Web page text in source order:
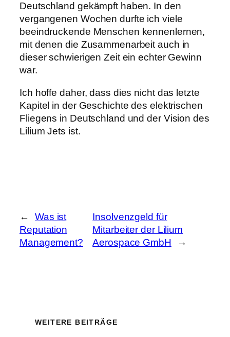
Deutschland gekämpft haben. In den
vergangenen Wochen durfte ich viele
beeindruckende Menschen kennenlernen,
mit denen die Zusammenarbeit auch in
dieser schwierigen Zeit ein echter Gewinn
war.
Ich hoffe daher, dass dies nicht das letzte
Kapitel in der Geschichte des elektrischen
Fliegens in Deutschland und der Vision des
Lilium Jets ist.
←
Was ist
Reputation
Management?
Insolvenzgeld für
Mitarbeiter der Lilium
Aerospace GmbH
→
WEITERE BEITRÄGE